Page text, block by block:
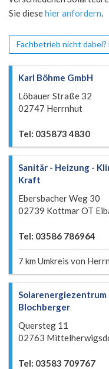
Sie diesehier anfordern.
Fachbetrieb nicht
Karl Böhme GmbH
Löbauer Straße 32
02747 Herrnhut
Tel: 035873 4830
Sanitär - Heizung -
Kraft
Ebersbacher Weg 30
02739 Kottmar OT
Tel: 03586 786964
7 km Umkreis von
Solarenergiezentrum
Blochberger
Quersteg 11
02763
Tel: 03583 709767